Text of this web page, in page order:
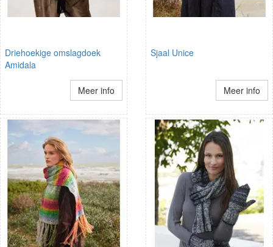
Driehoekige omslagdoek
Amidala
Meer info
Sjaal Unice
Meer info